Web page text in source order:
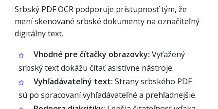
Srbský PDF OCR podporuje prístupnosť tým, že
mení skenované srbské dokumenty na označiteľný
digitálny text.
Vhodné pre čítačky obrazovky: Vyťažený
srbský text dokážu čítať asistívne nástroje.
Vyhľadávateľný text: Strany srbského PDF
sú po spracovaní vyhľadávateľné a prehľadnejšie.